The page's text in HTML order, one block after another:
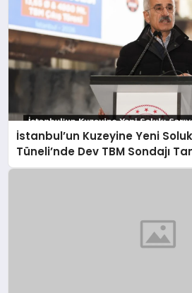
İstanbul’un Kuzeyine Yeni
Tüneli’nde Dev TBM Sondajı